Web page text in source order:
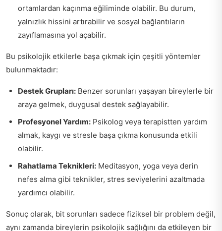
ortamlardan kaçınma eğiliminde olabilir. Bu durum,
yalnızlık hissini artırabilir ve sosyal bağlantıların
zayıflamasına yol açabilir.
Bu psikolojik etkilerle başa çıkmak için çeşitli yöntemler
bulunmaktadır:
Destek Grupları: Benzer sorunları yaşayan bireylerle bir
araya gelmek, duygusal destek sağlayabilir.
Profesyonel Yardım: Psikolog veya terapistten yardım
almak, kaygı ve stresle başa çıkma konusunda etkili
olabilir.
Rahatlama Teknikleri: Meditasyon, yoga veya derin
nefes alma gibi teknikler, stres seviyelerini azaltmada
yardımcı olabilir.
Sonuç olarak, bit sorunları sadece fiziksel bir problem değil,
aynı zamanda bireylerin psikolojik sağlığını da etkileyen bir